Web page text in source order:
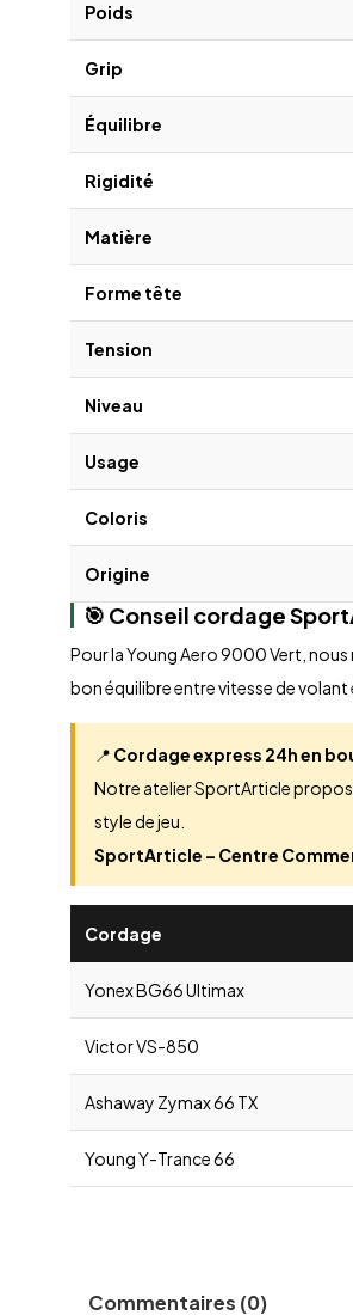
Poids
Grip
Équilibre
Rigidité
Matière
Forme tête
Tension
Niveau
Usage
Coloris
Origine
🎯 Conseil cordage
Pour la Young Aero 9000 Vert,
bon équilibre entre vitesse de
📍 Cordage express 24h en
Notre atelier SportArticle
style de jeu.
SportArticle – Centre
Cordage
Yonex BG66 Ultimax
Victor VS-850
Ashaway Zymax 66 TX
Young Y-Trance 66
Commentaires (0)